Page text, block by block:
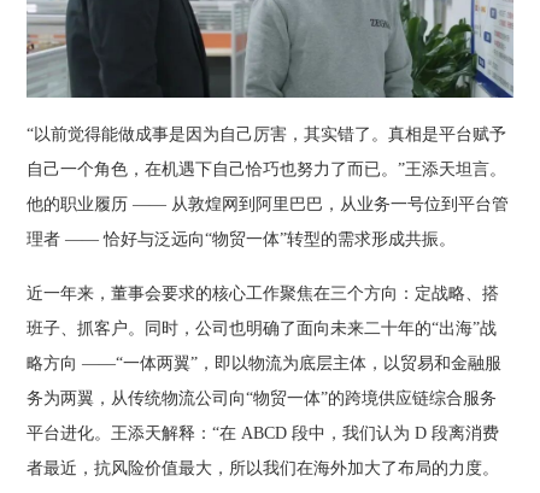
“以前觉得能做成事是因为自己厉害，其实错了。真相是平台赋予
自己一个角色，在机遇下自己恰巧也努力了而已。”王添天坦言。
他的职业履历 —— 从敦煌网到阿里巴巴，从业务一号位到平台管
理者 —— 恰好与泛远向“物贸一体”转型的需求形成共振。
近一年来，董事会要求的核心工作聚焦在三个方向：定战略、搭
班子、抓客户。同时，公司也明确了面向未来二十年的“出海”战
略方向 ——“一体两翼”，即以物流为底层主体，以贸易和金融服
务为两翼，从传统物流公司向“物贸一体”的跨境供应链综合服务
平台进化。王添天解释：“在 ABCD 段中，我们认为 D 段离消费
者最近，抗风险价值最大，所以我们在海外加大了布局的力度。